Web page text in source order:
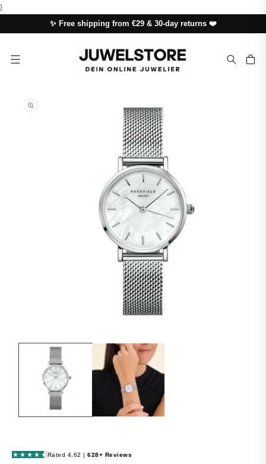
}
CONTENT
✨ Free shipping from €29 & 30-day returns ❤️
Cart
PRODUCT
INFORMATION
OPEN
MODAL